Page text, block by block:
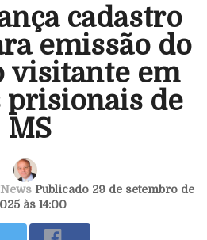
cadastro
emissão do
visitante em
prisionais de
MS
Publicado 29 de setembro de
às 14:00